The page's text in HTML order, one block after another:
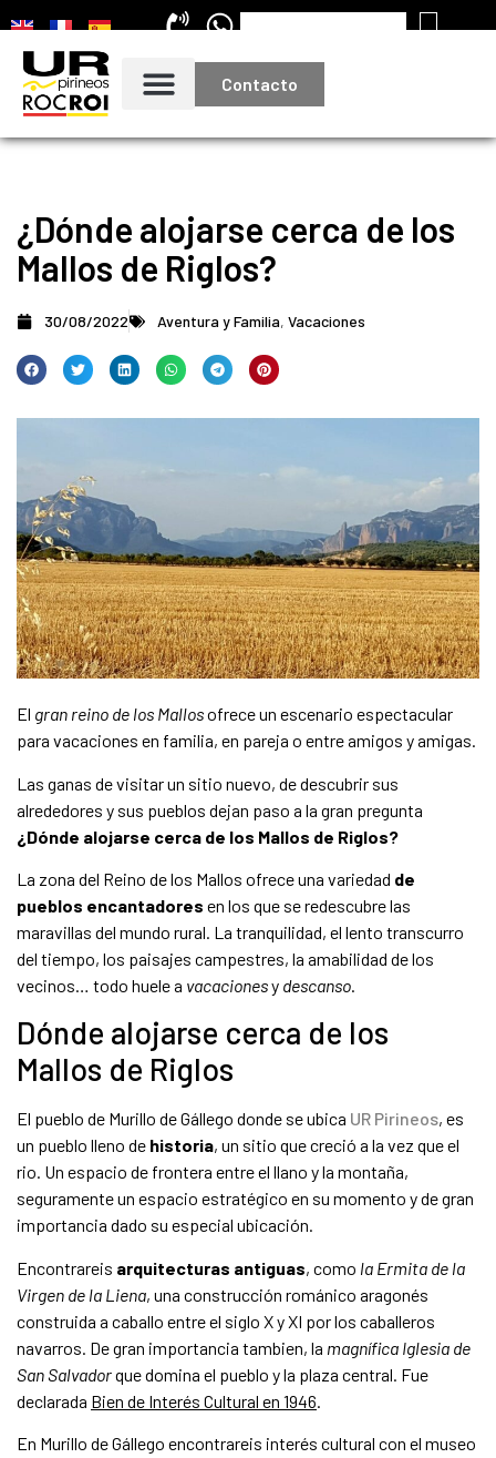
Contacto
¿Dónde alojarse cerca de los
Mallos de Riglos?
30/08/2022 Aventura y Familia, Vacaciones
El gran reino de los Mallosofrece un escenario espectacular
para vacaciones en familia, en pareja o entre amigos y amigas.
Las ganas de visitar un sitio nuevo, de descubrir sus
alrededores y sus pueblos dejan paso a la gran pregunta
¿Dónde alojarse cerca de los Mallos de Riglos?
La zona del Reino de los Mallos ofrece una variedad de
pueblos encantadores en los que se redescubre las
maravillas del mundo rural. La tranquilidad, el lento transcurro
del tiempo, los paisajes campestres, la amabilidad de los
vecinos… todo huele a vacacionesy descanso.
Dónde alojarse cerca de los
Mallos de Riglos
El pueblo de Murillo de Gállego donde se ubica UR Pirineos, es
un pueblo lleno de historia, un sitio que creció a la vez que el
rio. Un espacio de frontera entre el llano y la montaña,
seguramente un espacio estratégico en su momento y de gran
importancia dado su especial ubicación.
Encontrareis arquitecturas antiguas, como la Ermita de la
Virgen de la Liena, una construcción románico aragonés
construida a caballo entre el siglo X y XI por los caballeros
navarros. De gran importancia tambien, la magnífica Iglesia de
San Salvadorque domina el pueblo y la plaza central. Fue
declarada Bien de Interés Cultural en 1946
En Murillo de Gállego encontrareis interés cultural con el museo